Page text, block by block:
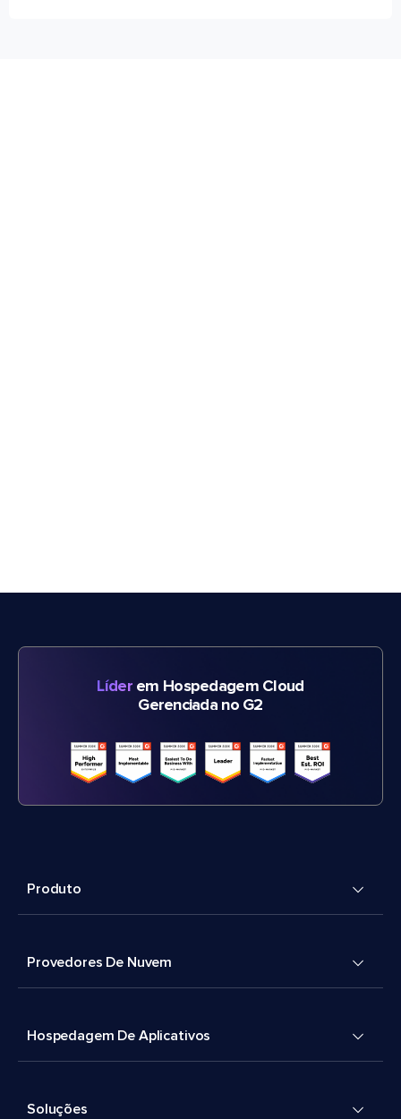
Líderem Hospedagem Cloud
Gerenciada no G2
Produto
Provedores De Nuvem
Hospedagem De Aplicativos
Soluções